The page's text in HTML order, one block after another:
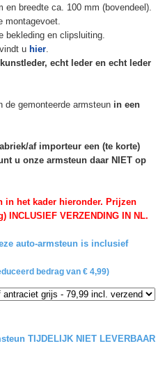
en breedte ca. 100 mm (bovendeel).
montagevoet.
bekleding en clipsluiting.
u hier.
echt leder en echt leder
de gemonteerde armsteun in een
af importeur een (te korte)
u onze armsteun daar NIET op
in het kader hieronder. Prijzen
INCLUSIEF VERZENDING IN NL.
auto-armsteun is inclusief
bedrag van € 4,99)
TIJDELIJK NIET LEVERBAAR